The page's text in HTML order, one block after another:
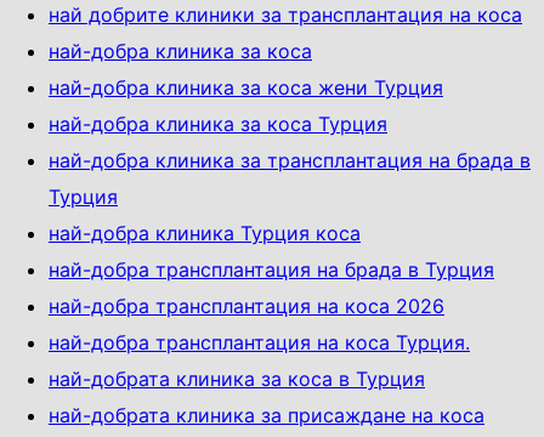
най добрите клиники за трансплантация на коса
най-добра клиника за коса
най-добра клиника за коса жени Турция
най-добра клиника за коса Турция
най-добра клиника за трансплантация на брада в
Турция
най-добра клиника Турция коса
най-добра трансплантация на брада в Турция
най-добра трансплантация на коса 2026
най-добра трансплантация на коса Турция.
най-добрата клиника за коса в Турция
най-добрата клиника за присаждане на коса